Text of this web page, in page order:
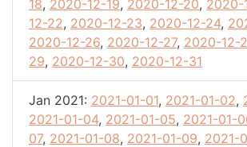
18, 2020-12-19, 2020-12-20, 2020-
12-22, 2020-12-23, 2020-12-24,
2020-12-26, 2020-12-27, 2020-12-
29, 2020-12-30, 2020-12-31
Jan 2021: 2021-01-01, 2021-01-02,
2021-01-04, 2021-01-05, 2021-01-
07, 2021-01-08, 2021-01-09, 2021-